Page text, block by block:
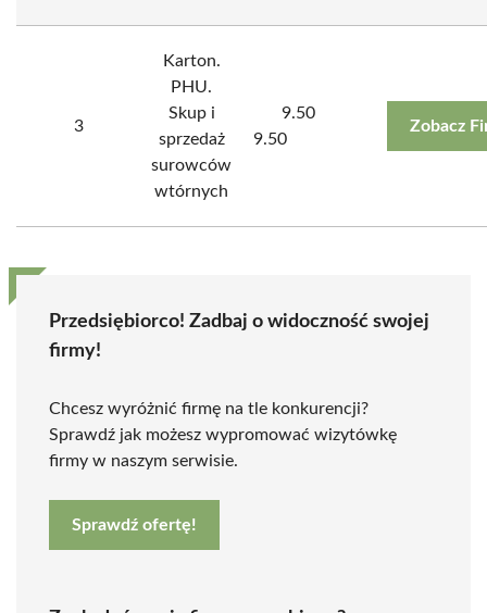
3
Karton.
PHU.
Skup i
sprzedaż
surowców
wtórnych
9.50
9.50
Zobacz
Przedsiębiorco! Zadbaj o widoczność swojej
firmy!
Chcesz wyróżnić firmę na tle konkurencji?
Sprawdź jak możesz wypromować wizytówkę
firmy w naszym serwisie.
Sprawdź ofertę!